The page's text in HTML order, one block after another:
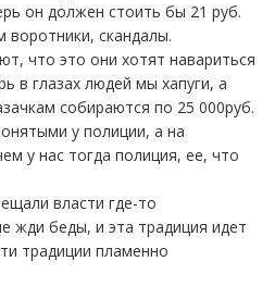
он должен стоить бы 21 руб.
воротники, скандалы.
что это они хотят навариться
в глазах людей мы хапуги, а
собираются по 25 000руб.
у полиции, а на
у нас тогда полиция, ее, что
власти где-то
жди беды, и эта традиция идет
традиции пламенно